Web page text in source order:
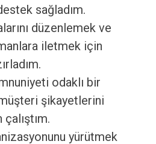
sağladım.
düzenlemek ve
iletmek için
odaklı bir
şikayetlerini
yürütmek